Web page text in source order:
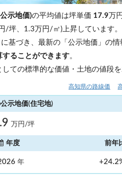
示地価)の平均値は坪単価 17.9 万
/坪、1.3万円/㎡)上昇しています。
基づき、最新の「公示地価」の
することができます。
ての標準的な価値・土地の値段
高知県の路線価
示地価(住宅地)
万円/坪
年度 前年
年